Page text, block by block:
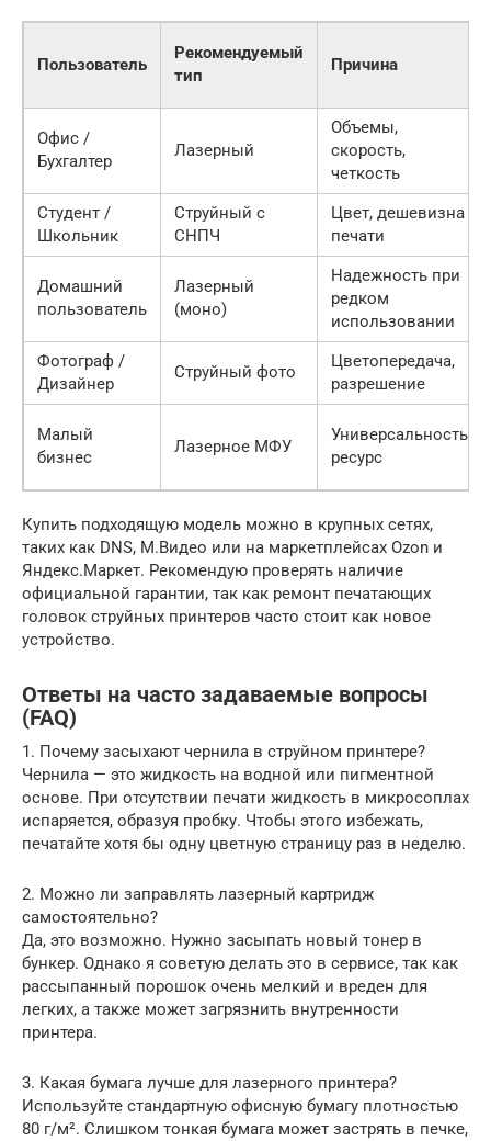
Пользователь
Рекомендуемый
тип
Причина
Офис /
Бухгалтер
Лазерный
Объемы,
скорость,
четкость
Студент /
Школьник
Струйный с
СНПЧ
Цвет, дешевизна
печати
Домашний
пользователь
Лазерный
(моно)
Надежность при
редком
использовании
Фотограф /
Дизайнер
Струйный фото
Цветопередача,
разрешение
Малый
бизнес
Лазерное МФУ
Универсальность,
ресурс
Купить подходящую модель можно в крупных сетях,
таких как DNS, М.Видео или на маркетплейсах Ozon и
Яндекс.Маркет. Рекомендую проверять наличие
официальной гарантии, так как ремонт печатающих
головок струйных принтеров часто стоит как новое
устройство.
Ответы на часто задаваемые вопросы
(FAQ)
1. Почему засыхают чернила в струйном принтере?
Чернила — это жидкость на водной или пигментной
основе. При отсутствии печати жидкость в микросоплах
испаряется, образуя пробку. Чтобы этого избежать,
печатайте хотя бы одну цветную страницу раз в неделю.
2. Можно ли заправлять лазерный картридж
самостоятельно?
Да, это возможно. Нужно засыпать новый тонер в
бункер. Однако я советую делать это в сервисе, так как
рассыпанный порошок очень мелкий и вреден для
легких, а также может загрязнить внутренности
принтера.
3. Какая бумага лучше для лазерного принтера?
Используйте стандартную офисную бумагу плотностью
80 г/м². Слишком тонкая бумага может застрять в печке,